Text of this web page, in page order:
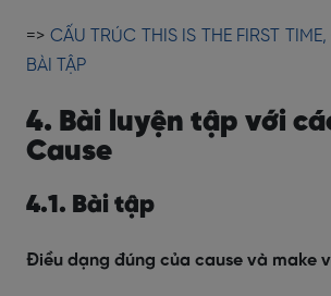
=> CẤU TRÚC THIS IS THE FIRST
BÀI TẬP
4. Bài luyện tập với
Cause
4.1. Bài tập
Điều dạng đúng của cause và make